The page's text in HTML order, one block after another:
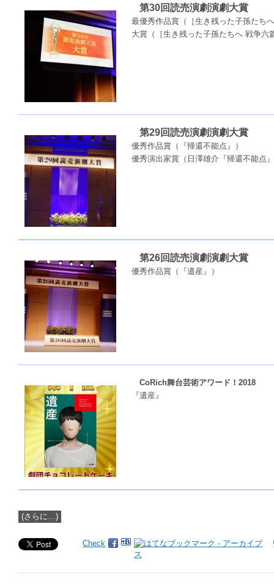
第30回読売演劇演劇大賞
最優秀作品賞（［生き残った子孫たち
大賞（［生き残った子孫たちへ 戦争六
第29回読売演劇演劇大賞
優秀作品賞（『帰還不能点』）
優秀演出家賞（日澤雄介『帰還不能点
第26回読売演劇演劇大賞
優秀作品賞（『遺産』）
CoRich舞台芸術アワード！2018
『遺産』
(さらに…)
Check